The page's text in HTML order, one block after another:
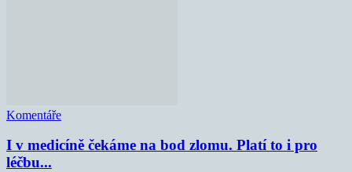
Komentáře
I v medicíně čekáme na bod zlomu. Platí to i pro
léčbu...